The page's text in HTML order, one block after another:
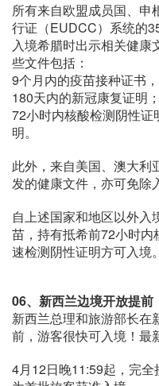
所有来自欧盟成员国、申
行证（EUDCC）系统的
入境希腊时出示相关健
些文件包括：
9个月内的疫苗接种证书
180天内的新冠康复证明；
72小时内核酸检测阴性
明。
此外，来自美国、澳大利
发的健康文件，亦可免除
自上述国家和地区以外入
苗，持有抵希前72小时
速检测阴性证明方可入境。
06、新西兰边境开放提前
新西兰总理和旅游部长在
前，游客很快可入境！最
4月12日晚11:59起，完